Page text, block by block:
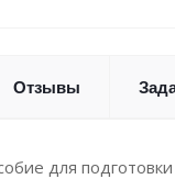
Отзывы
для